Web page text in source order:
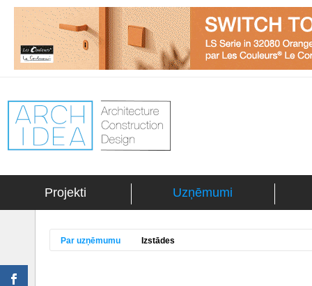
Projekti Uzņēmumi
Par uzņēmumu Izstādes